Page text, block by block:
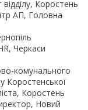
Коростень
АП, Головна
Черкаси
комунального
Коростенської
Коростень
Новий